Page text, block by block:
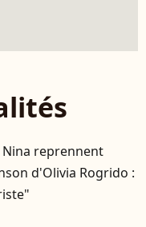
reprennent
d'Olivia Rogrido :